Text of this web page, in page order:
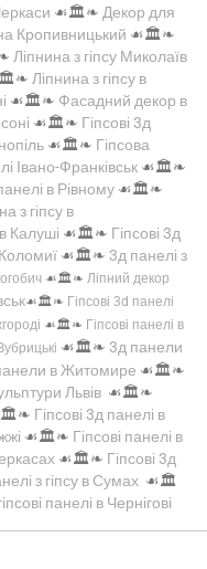
☙🏛️❧ Декор для
Кропивницький ☙🏛️❧
Ліпнина з гіпсу Миколаїв
Ліпнина з гіпсу в
☙🏛️❧ Фасадний декор в
☙🏛️❧ Гіпсові 3д
☙🏛️❧ Гіпсова
Івано-Франківськ ☙🏛️❧
в Рівному ☙🏛️❧
з гіпсу в
Калуші ☙🏛️❧ Гіпсові 3д
☙🏛️❧ 3д панелі з
☙🏛️❧ Ліпний декор
☙🏛️❧ Гіпсові 3d панелі
☙🏛️❧ Гіпсові панелі в
☙🏛️❧ 3д панели
в Житомире ☙🏛️❧
Львів ☙🏛️❧
Гіпсові 3д панелі в
☙🏛️❧ Гіпсові панелі в
☙🏛️❧ Гіпсові 3д
з гіпсу в Сумах ☙🏛️
панелі в Чернігові